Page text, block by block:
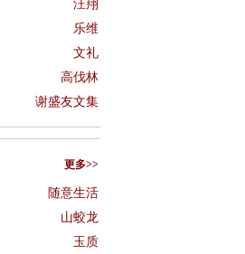
汪翔
乐维
文礼
高伐林
谢盛友文集
更多>>
随意生活
山蛟龙
玉质